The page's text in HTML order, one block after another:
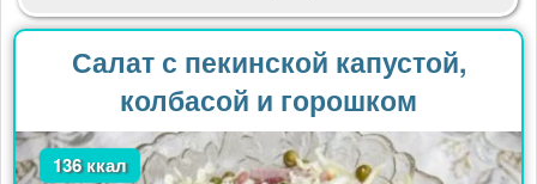
Салат с пекинской капустой,
колбасой и горошком
136 ккал